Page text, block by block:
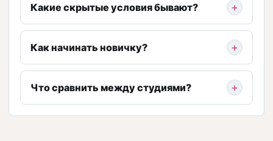
Какие скрытые условия бывают?
Как начинать новичку?
Что сравнить между студиями?